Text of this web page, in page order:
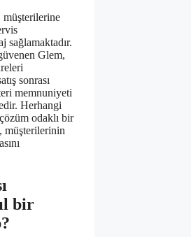
müşterilerine
sağlamaktadır.
Glem,
sonrası
memnuniyeti
Herhangi
odaklı bir
müşterilerinin
bir